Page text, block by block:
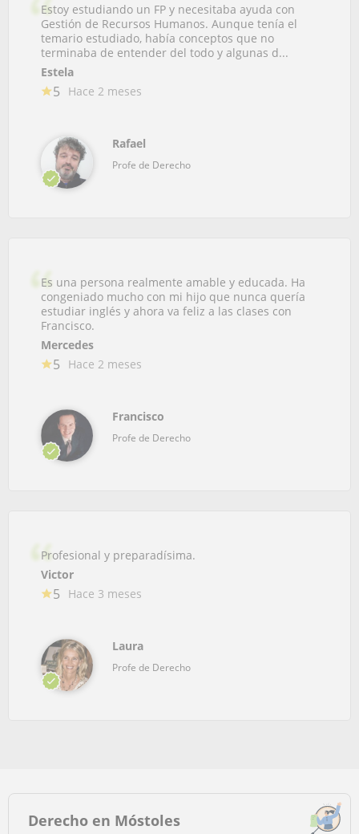
Estoy estudiando un FP y necesitaba ayuda con
Gestión de Recursos Humanos. Aunque tenía el
temario estudiado, había conceptos que no
terminaba de entender del todo y algunas d...
Estela
5 Hace 2 meses
Rafael
Profe de Derecho
Es una persona realmente amable y educada. Ha
congeniado mucho con mi hijo que nunca quería
estudiar inglés y ahora va feliz a las clases con
Francisco.
Mercedes
5 Hace 2 meses
Francisco
Profe de Derecho
Profesional y preparadísima.
Victor
5 Hace 3 meses
Laura
Profe de Derecho
Derecho en Móstoles